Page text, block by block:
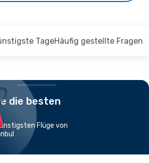
TageHäufig gestellte Fragen
die besten
Flüge von